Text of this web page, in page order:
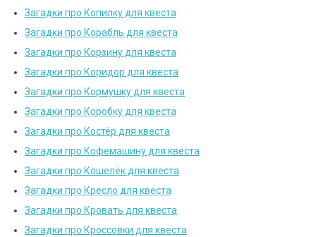
Загадки про Копилку для квеста
Загадки про Корабль для квеста
Загадки про Корзину для квеста
Загадки про Коридор для квеста
Загадки про Кормушку для квеста
Загадки про Коробку для квеста
Загадки про Костёр для квеста
Загадки про Кофемашину для квеста
Загадки про Кошелёк для квеста
Загадки про Кресло для квеста
Загадки про Кровать для квеста
Загадки про Кроссовки для квеста